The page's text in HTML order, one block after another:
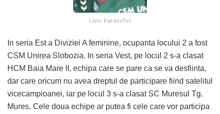
Liviu Paraschiv
In seria Est a Diviziei A feminine, ocupanta locului 2 a fost
CSM Unirea Slobozia. In seria Vest, pe locul 2 s-a clasat
HCM Baia Mare II, echipa care se pare ca se va desfiinta,
dar care oricum nu avea dreptul de participare fiind satelitul
vicecampioanei, iar pe locul 3 s-a clasat SC Muresul Tg.
Mures. Cele doua echipe ar putea fi cele care vor participa